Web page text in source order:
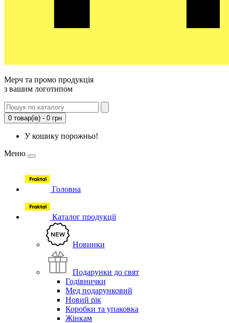
Мерч та промо продукція
з вашим логотипом
0 товар(ів) - 0 грн
У кошику порожньо!
Меню
Головна
Каталог продукції
Новинки
Подарунки до свят
Годівнички
Мед подарунковий
Новий рік
Коробки та упаковка
Жінкам